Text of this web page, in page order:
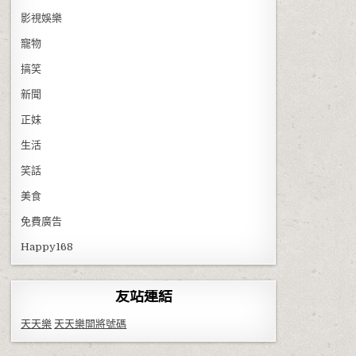
影視娛樂
寵物
搞笑
新聞
正妹
生活
笑話
美食
免費廣告
Happy168
友站連結
天天樂 天天樂開將號碼